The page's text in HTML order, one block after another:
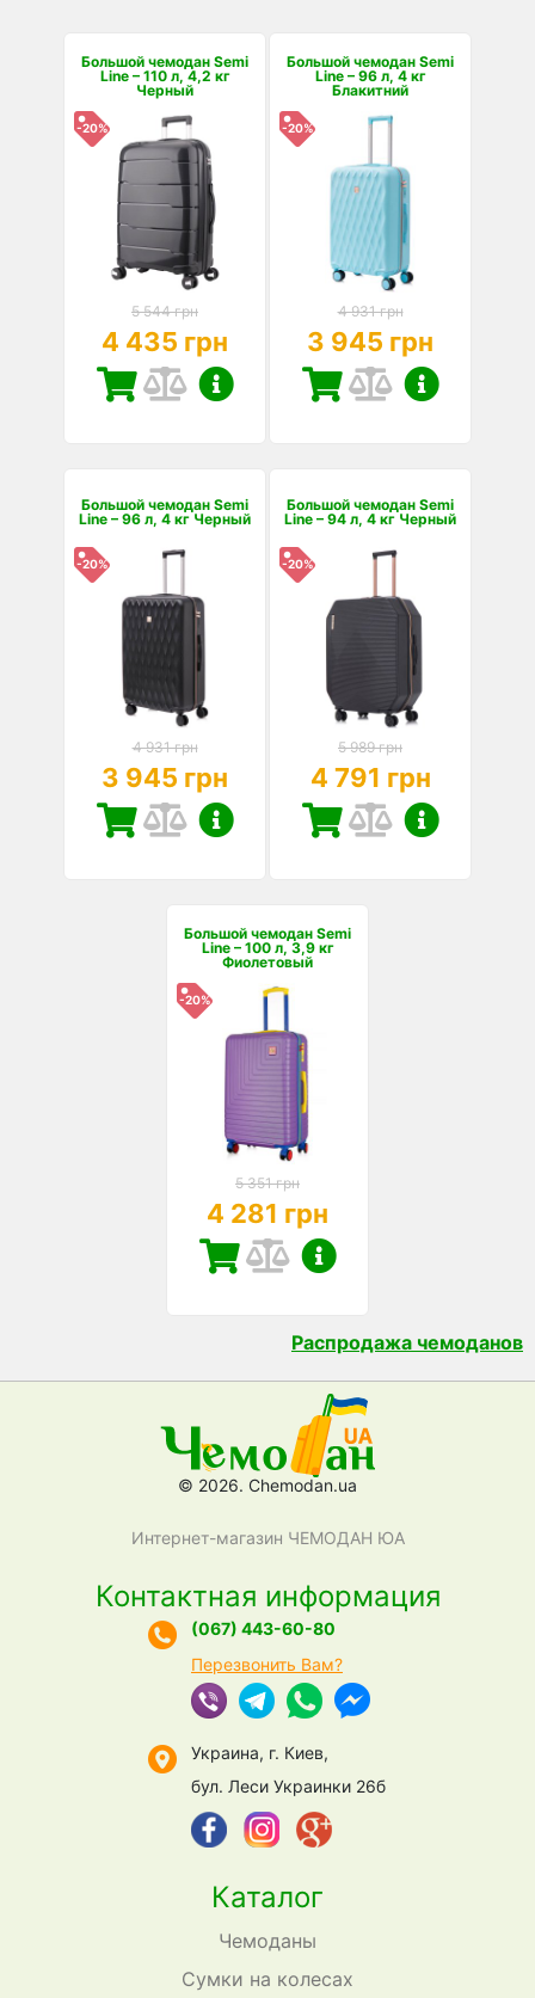
Большой чемодан Semi
Line – 110 л, 4,2 кг
Черный
-20%
5 544 грн
4 435 грн
Большой чемодан Semi
Line – 96 л, 4 кг
Блакитний
-20%
4 931 грн
3 945 грн
Большой чемодан Semi
Line – 96 л, 4 кг Черный
-20%
4 931 грн
3 945 грн
Большой чемодан Semi
Line – 94 л, 4 кг Черный
-20%
5 989 грн
4 791 грн
Большой чемодан Semi
Line – 100 л, 3,9 кг
Фиолетовый
-20%
5 351 грн
4 281 грн
Распродажа чемоданов
© 2026. Chemodan.ua
Интернет-магазин ЧЕМОДАН ЮА
Каталог
Чемоданы
Сумки на колесах
Контактная информация
(067) 443-60-80
Перезвонить Вам?
Украина, г. Киев,
бул. Леси Украинки 26б